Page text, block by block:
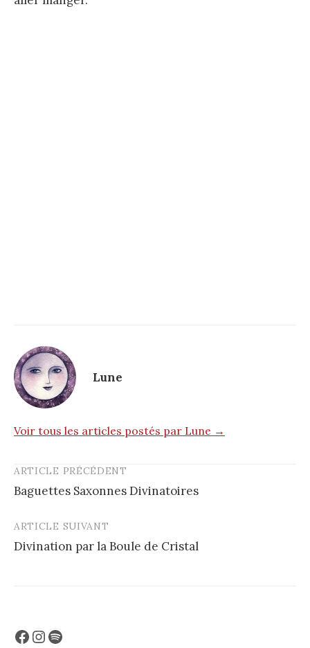
Lune
Voir tous les articles postés par Lune →
Post
navigation
ARTICLE PRÉCÉDENT
Baguettes Saxonnes Divinatoires
ARTICLE SUIVANT
Divination par la Boule de Cristal
Facebook
Instagram
Spotify